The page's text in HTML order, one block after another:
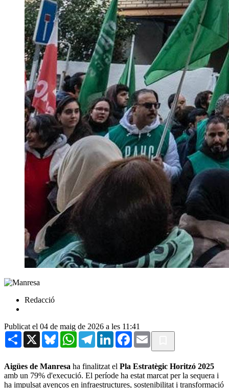
Redacció
Publicat el 04 de maig de 2026 a les 11:41
Share X BlueskyWhatsAppTelegramLinkedInFacebook
Email
Aigües de Manresa ha finalitzat el Pla Estratègic Horitzó 2025
amb un 79% d'execució. El període ha estat marcat per la sequera i
ha impulsat avenços en infraestructures, sostenibilitat i transformació